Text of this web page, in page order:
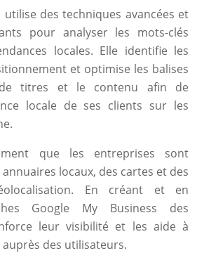
utilise des techniques avancées et
pour analyser les mots-clés
locales. Elle identifie les
et optimise les balises
titres et le contenu afin de
locale de ses clients sur les
que les entreprises sont
locaux, des cartes et des
En créant et en
Google My Business des
leur visibilité et les aide à
des utilisateurs.